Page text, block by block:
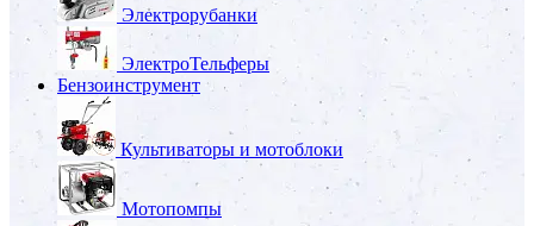
Электрорубанки
ЭлектроТельферы
Бензоинструмент
Культиваторы и мотоблоки
Мотопомпы